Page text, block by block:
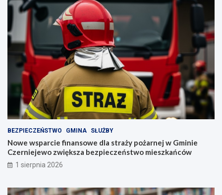
BEZPIECZEŃSTWO GMINA SŁUŻBY
Nowe wsparcie finansowe dla straży pożarnej w Gminie
Czerniejewo zwiększa bezpieczeństwo mieszkańców
1 sierpnia 2026